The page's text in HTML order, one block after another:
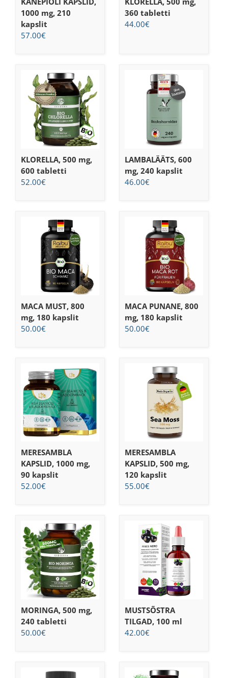
1000 mg, 210
kapslit
57.00€
360 tabletti
44.00€
KLORELLA, 500 mg,
600 tabletti
52.00€
LAMBALÄÄTS, 600
mg, 240 kapslit
46.00€
MACA MUST, 800
mg, 180 kapslit
50.00€
MACA PUNANE, 800
mg, 180 kapslit
50.00€
MERESAMBLA
KAPSLID, 1000 mg,
90 kapslit
52.00€
MERESAMBLA
KAPSLID, 500 mg,
120 kapslit
55.00€
MORINGA, 500 mg,
240 tabletti
50.00€
MUSTSÕSTRA
TILGAD, 100 ml
42.00€